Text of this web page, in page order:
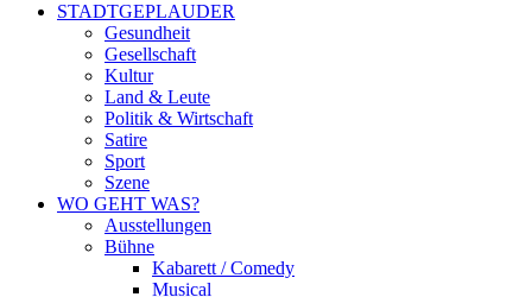
STADTGEPLAUDER
Gesundheit
Gesellschaft
Kultur
Land & Leute
Politik & Wirtschaft
Satire
Sport
Szene
WO GEHT WAS?
Ausstellungen
Bühne
Kabarett / Comedy
Musical